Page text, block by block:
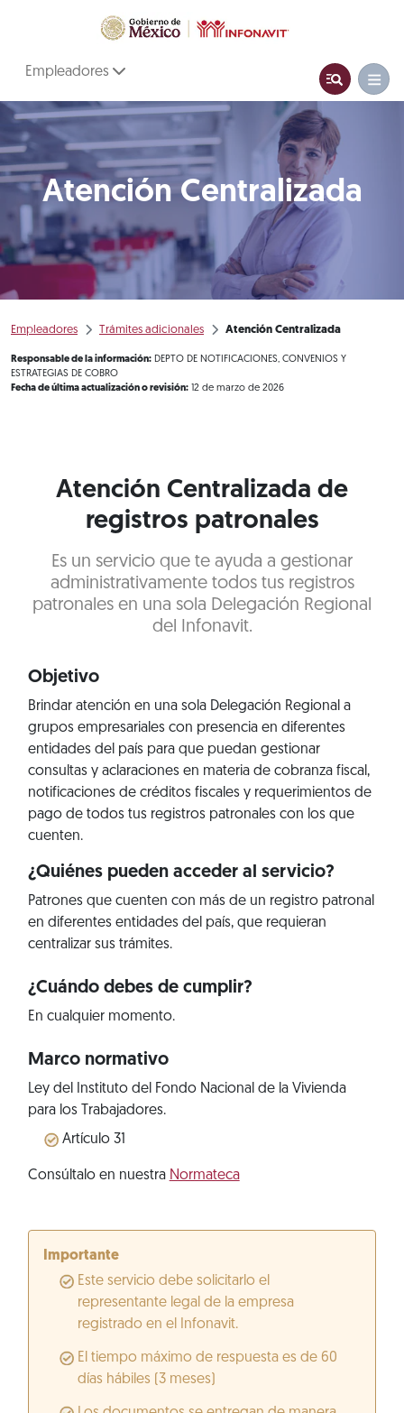
Empleadores
Atención Centralizada
Empleadores Trámites adicionales Atención Centralizada
Responsable de la información: DEPTO DE NOTIFICACIONES, CONVENIOS Y
ESTRATEGIAS DE COBRO
Fecha de última actualización o revisión: 12 de marzo de 2026
Atención Centralizada de
registros patronales
Es un servicio que te ayuda a gestionar
administrativamente todos tus registros
patronales en una sola Delegación Regional
del Infonavit.
Objetivo
Brindar atención en una sola Delegación Regional a
grupos empresariales con presencia en diferentes
entidades del país para que puedan gestionar
consultas y aclaraciones en materia de cobranza fiscal,
notificaciones de créditos fiscales y requerimientos de
pago de todos tus registros patronales con los que
cuenten.
¿Quiénes pueden acceder al servicio?
Patrones que cuenten con más de un registro patronal
en diferentes entidades del país, que requieran
centralizar sus trámites.
¿Cuándo debes de cumplir?
En cualquier momento.
Marco normativo
Ley del Instituto del Fondo Nacional de la Vivienda
para los Trabajadores.
Artículo 31
Consúltalo en nuestra Normateca
Importante
Este servicio debe solicitarlo el
representante legal de la empresa
registrado en el Infonavit.
El tiempo máximo de respuesta es de 60
días hábiles (3 meses)